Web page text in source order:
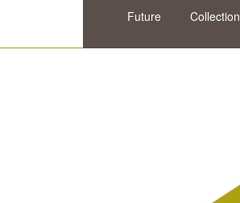
Future Collection